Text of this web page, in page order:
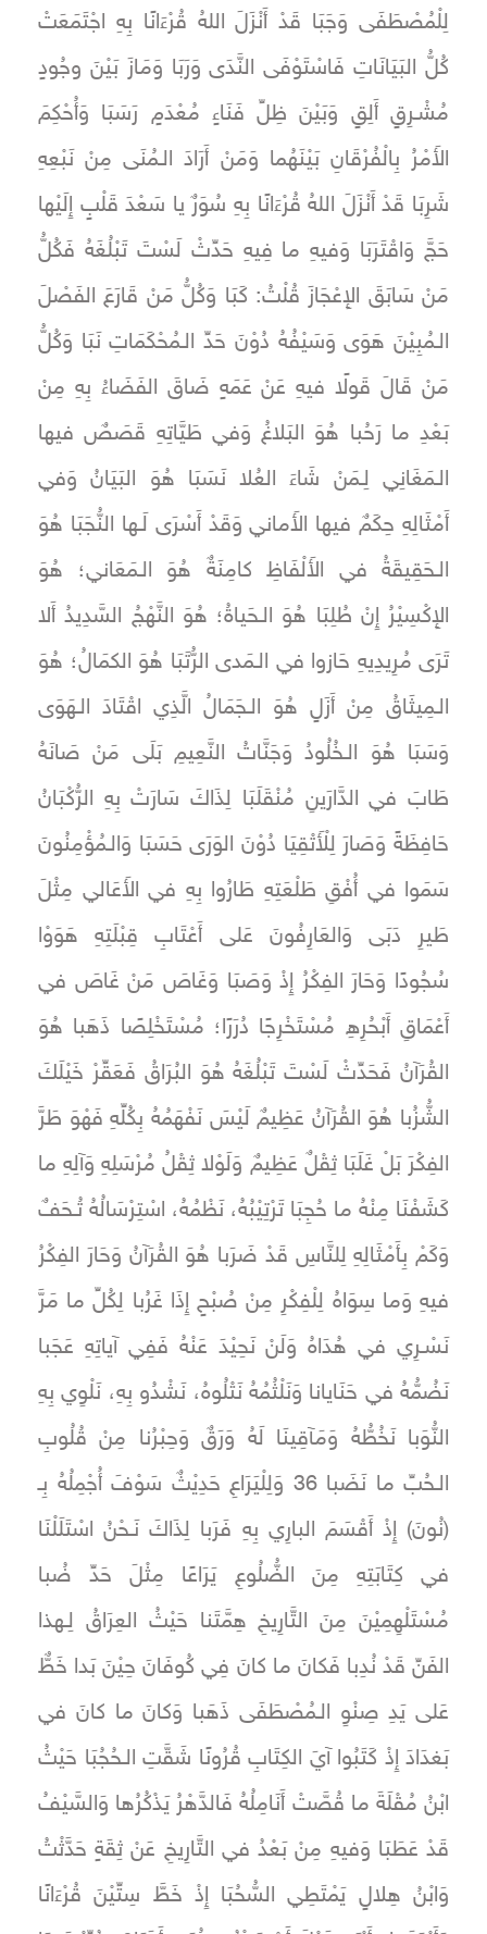
لِلْمُصْطَفَى وَجَبَا قَدْ أَنْزَلَ اللهُ قُرْءَانًا بِهِ اجْتَمَعَتْ
كُلُّ البَيَانَاتِ فَاسْتَوْفَى النَّدَى وَرَبَا وَمَازَ بَيْنَ وجُودٍ
مُشْـرِقٍ أَلِقٍ وَبَيْنَ ظِلِّ فَنَاءٍ مُعْدَمٍ رَسَبَا وَأُحْكِمَ
الأَمْرُ بِالْفُرْقَانِ بَيْنَهُما وَمَنْ أَرَادَ الـمُنَى مِنْ نَبْعِهِ
شَرِبَا قَدْ أَنْزَلَ اللهُ قُرْءَانًا بِهِ سُوَرٌ يا سَعْدَ قَلْبٍ إِلَيْها
حَجَّ وَاقْتَرَبَا وَفيهِ ما فِيهِ حَدِّثْ لَسْتَ تَبْلُغَهُ فَكُلُّ
مَنْ سَابَقَ الإِعْجَازَ قُلْتُ: كَبَا وَكُلُّ مَنْ قَارَعَ الفَصْلَ
الـمُبِيْنَ هَوَى وَسَيْفُهُ دُوْنَ حَدِّ الـمُحْكَمَاتِ نَبَا وَكُلُّ
مَنْ قَالَ قَولًا فيهِ عَنْ عَمَهٍ ضَاقَ الفَضَاءُ بِهِ مِنْ
بَعْدِ ما رَحُبا هُوَ البَلاغُ وَفي طَيَّاتِهِ قَصَصٌ فيها
الـمَغَانِي لِـمَنْ شَاءَ العُلا نَسَبَا هُوَ البَيَانُ وَفي
أَمْثَالِهِ حِكَمٌ فيها الأَماني وَقَدْ أَسْرَى لَـها النُّجَبَا هُوَ
الـحَقِيقَةُ في الأَلْفَاظِ كامِنَةٌ هُوَ الـمَعَاني؛ هُوَ
الإِكْسِيْرُ إِنْ طُلِبَا هُوَ الـحَياةُ؛ هُوَ النَّهْجُ السَّدِيدُ أَلا
تَرَى مُرِيدِيهِ حَازوا في الـمَدى الرُّتَبَا هُوَ الكمَالُ؛ هُوَ
الـمِيثَاقُ مِنْ أَزَلٍ هُوَ الـجَمَالُ الَّذِي اقْتَادَ الـهَوَى
وَسَبَا هُوَ الـخُلُودُ وَجَنَّاتُ النَّعِيمِ بَلَى مَنْ صَانَهُ
طَابَ في الدَّارَينِ مُنْقَلَبَا لِذَاكَ سَارَتْ بِهِ الرُّكْبَانُ
حَافِظَةً وَصَارَ لِلْأَتْقِيَا دُوْنَ الوَرَى حَسَبَا وَالـمُؤْمِنُونَ
سَمَوا في أُفْقِ طَلْعَتِهِ طَارُوا بِهِ في الأَعَالي مِثْلَ
طَيرِ دَبَى وَالعَارِفُونَ عَلى أَعْتَابِ قِبْلَتِهِ هَوَوْا
سُجُودًا وَحَارَ الفِكْرُ إِذْ وَصَبَا وَغَاصَ مَنْ غَاصَ في
أَعْمَاقِ أَبْحُرِهِ مُسْتَخْرِجًا دُرَرًا؛ مُسْتَخْلِصًا ذَهَبا هُوَ
القُرَآنُ فَحَدِّثْ لَسْتَ تَبْلُغَهُ هُوَ البُرَاقُ فَعَقِّرْ خَيْلَكَ
الشُّزُبا هُوَ القُرَآنُ عَظِيمٌ لَيْسَ نَفْهَمُهُ بِكُلِّهِ فَهْوَ طَرَّ
الفِكْرَ بَلْ غَلَبَا ثِقْلٌ عَظِيمٌ وَلَوْلا ثِقْلُ مُرْسَلِهِ وَآلِهِ ما
كَشَفْنَا مِنْهُ ما حُجِبَا تَرْتِيْبُهُ، نَظْمُهُ، اسْتِرْسَالُهُ تُـحَفٌ
وَكَمْ بِأَمْثَالِهِ لِلنَّاسِ قَدْ ضَرَبا هُوَ القُرَآنُ وَحَارَ الفِكْرُ
فيهِ وَما سِوَاهُ لِلْفِكْرِ مِنْ صُبْحٍ إِذَا غَرُبا لِكُلِّ ما مَرَّ
نَسْـرِي في هُدَاهُ وَلَنْ نَحِيْدَ عَنْهُ فَفِي آياتِهِ عَجَبا
نَضُمُّهُ في حَنَايانا وَنَلْثُمُهُ نَتْلُوهُ، نَشْدُو بِهِ، نَلْوِي بِهِ
النُّوَبا نَخُطُّهُ وَمَآقِينَا لَهُ وَرَقٌ وَحِبْرُنا مِنْ قُلُوبِ
الـحُبِّ ما نَضَبا 36 وَلِلْيَرَاعِ حَدِيْثٌ سَوْفَ أُجْمِلُهُ بِـ
(نُونَ) إِذْ أَقْسَمَ البارِي بِهِ فَرَبا لِذَاكَ نَـحْنُ اسْتَلَلْنَا
في كِتَابَتِهِ مِنَ الضُّلُوعِ يَرَاعًا مِثْلَ حَدِّ ضُبا
مُسْتَلْهِمِيْنَ مِنَ التَّارِيخِ هِمَّتَنا حَيْثُ العِرَاقُ لِـهذا
الفَنِّ قَدْ نُدِبا فَكانَ ما كانَ فِي كُوفَانَ حِيْنَ بَدا خَطٌّ
عَلى يَدِ صِنْوِ الـمُصْطَفَى ذَهَبا وَكانَ ما كانَ في
بَغدَادَ إِذْ كَتَبُوا آيَ الكِتَابِ قُرُونًا شَقَّتِ الـحُجُبَا حَيْثُ
ابْنُ مُقْلَةَ ما قُصَّتْ أَنَامِلُهُ فَالدَّهْرُ يَذْكُرُها وَالسَّيْفُ
قَدْ عَطَبَا وَفيهِ مِنْ بَعْدُ في التَّارِيخِ عَنْ ثِقَةٍ حَدَّثْتُ
وَابْنُ هِلالٍ يَمْتَطِي السُّحُبَا إِذْ خَطَّ سِتِّيْنَ قُرْءَانًا